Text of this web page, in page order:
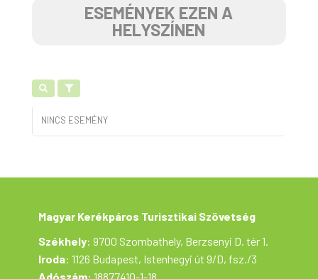
ESEMÉNYEK EZEN A
HELYSZÍNEN
NINCS ESEMÉNY
Magyar Kerékpáros Turisztikai Szövetség
Székhely: 9700 Szombathely, Berzsenyi D. tér 1.
Iroda: 1126 Budapest, Istenhegyi út 9/D, fsz./3